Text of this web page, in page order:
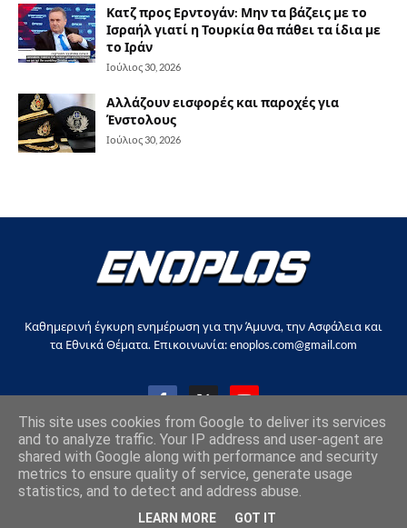
Κατζ προς Ερντογάν: Μην τα βάζεις με το
Ισραήλ γιατί η Τουρκία θα πάθει τα ίδια με
το Ιράν
Ιούλιος 30, 2026
Αλλάζουν εισφορές και παροχές για
Ένστολους
Ιούλιος 30, 2026
Καθημερινή έγκυρη ενημέρωση για την Άμυνα, την Ασφάλεια και
τα Εθνικά Θέματα. Επικοινωνία: enoplos.com@gmail.com
Copyright © 2017-2026, all rights reserved |enoplos.gr
This site uses cookies from Google to deliver its services
and to analyze traffic. Your IP address and user-agent are
shared with Google along with performance and security
metrics to ensure quality of service, generate usage
statistics, and to detect and address abuse.
LEARN MORE GOT IT